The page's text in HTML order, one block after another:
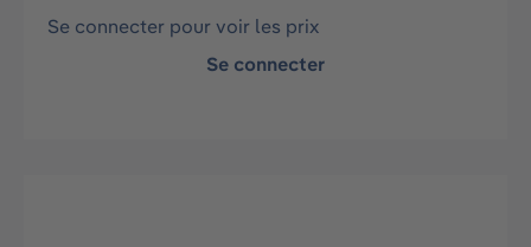
Se connecter pour voir les prix
Se connecter